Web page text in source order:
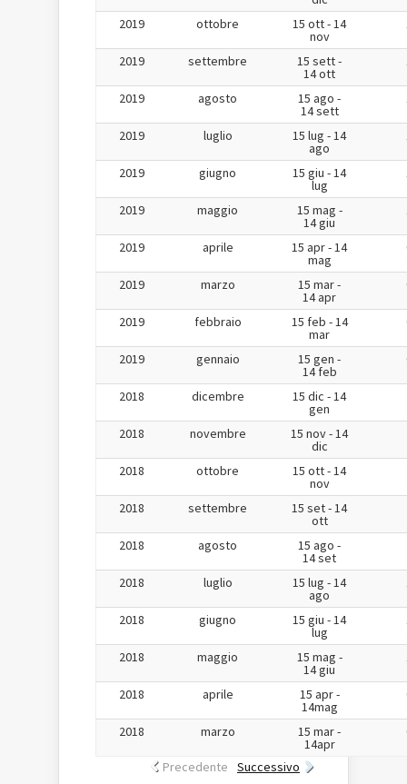
2019 ottobre 15 ott - 14
nov
2019 settembre 15 sett -
14 ott
2019 agosto 15 ago -
14 sett
2019 luglio 15 lug - 14
ago
2019 giugno 15 giu - 14
lug
2019 maggio 15 mag -
14 giu
2019 aprile 15 apr - 14
mag
2019 marzo 15 mar -
14 apr
2019 febbraio 15 feb - 14
mar
2019 gennaio 15 gen -
14 feb
2018 dicembre 15 dic - 14
gen
2018 novembre 15 nov - 14
dic
2018 ottobre 15 ott - 14
nov
2018 settembre 15 set - 14
ott
2018 agosto 15 ago -
14 set
2018 luglio 15 lug - 14
ago
2018 giugno 15 giu - 14
lug
2018 maggio 15 mag -
14 giu
2018 aprile 15 apr -
14mag
2018 marzo 15 mar -
14apr
Precedente Successivo